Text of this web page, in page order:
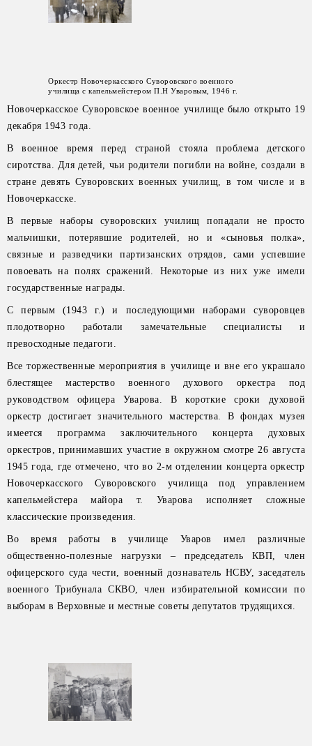
Оркестр Новочеркасского Суворовского военного
училища с капельмейстером П.Н Уваровым, 1946 г.
Новочеркасское Суворовское военное училище было открыто 19
декабря 1943 года.
В военное время перед страной стояла проблема детского
сиротства. Для детей, чьи родители погибли на войне, создали в
стране девять Суворовских военных училищ, в том числе и в
Новочеркасске.
В первые наборы суворовских училищ попадали не просто
мальчишки, потерявшие родителей, но и «сыновья полка»,
связные и разведчики партизанских отрядов, сами успевшие
повоевать на полях сражений. Некоторые из них уже имели
государственные награды.
С первым (1943 г.) и последующими наборами суворовцев
плодотворно работали замечательные специалисты и
превосходные педагоги.
Все торжественные мероприятия в училище и вне его украшало
блестящее мастерство военного духового оркестра под
руководством офицера Уварова. В короткие сроки духовой
оркестр достигает значительного мастерства. В фондах музея
имеется программа заключительного концерта духовых
оркестров, принимавших участие в окружном смотре 26 августа
1945 года, где отмечено, что во 2-м отделении концерта оркестр
Новочеркасского Суворовского училища под управлением
капельмейстера майора т. Уварова исполняет сложные
классические произведения.
Во время работы в училище Уваров имел различные
общественно-полезные нагрузки – председатель КВП, член
офицерского суда чести, военный дознаватель НСВУ, заседатель
военного Трибунала СКВО, член избирательной комиссии по
выборам в Верховные и местные советы депутатов трудящихся.